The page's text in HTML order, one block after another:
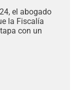
el abogado
la Fiscalía
con un